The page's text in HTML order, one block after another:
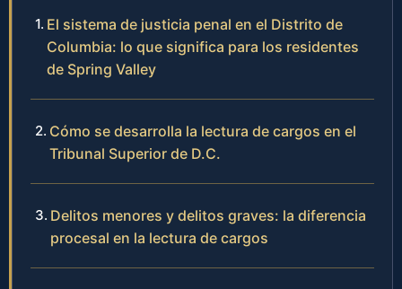
El sistema de justicia penal en el Distrito de
Columbia: lo que significa para los residentes
de Spring Valley
Cómo se desarrolla la lectura de cargos en el
Tribunal Superior de D.C.
Delitos menores y delitos graves: la diferencia
procesal en la lectura de cargos